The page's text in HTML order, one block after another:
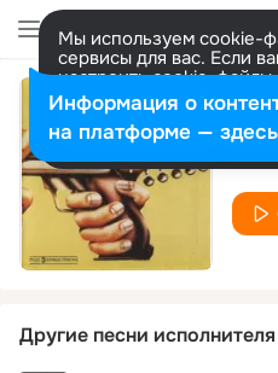
Мы используем cookie-
сервисы для вас. Если
настроить cookie-
представитель. Больше
Разрешить все
Другие песни исполнителя
Информация о
на платформе — здесь